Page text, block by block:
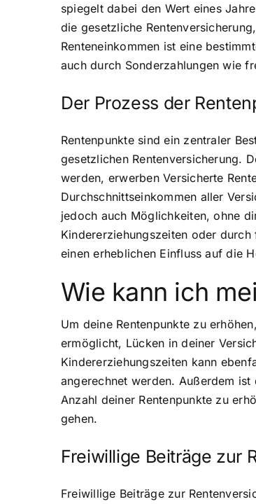
spiegelt dabei den Wert eines
die gesetzliche
Renteneinkommen ist eine
auch durch Sonderzahlungen wie
Der Prozess der
Rentenpunkte sind ein zentraler
gesetzlichen Rentenversicherung.
werden, erwerben Versicherte
Durchschnittseinkommen aller
jedoch auch Möglichkeiten, ohne
Kindererziehungszeiten oder
einen erheblichen Einfluss auf die
Wie kann ich
Um deine Rentenpunkte zu
ermöglicht, Lücken in deiner
Kindererziehungszeiten kann
angerechnet werden. Außerdem
Anzahl deiner Rentenpunkte zu
gehen.
Freiwillige Beiträge zur
Freiwillige Beiträge zur